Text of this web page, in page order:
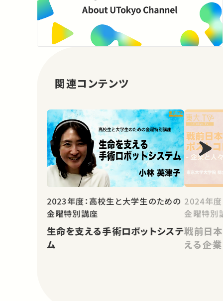
関連コンテンツ
2023年度：高校生と大学生のための
金曜特別講座
生命を支える手術ロボットシステ
ム
2024年度
金曜特別
戦前日
える――企